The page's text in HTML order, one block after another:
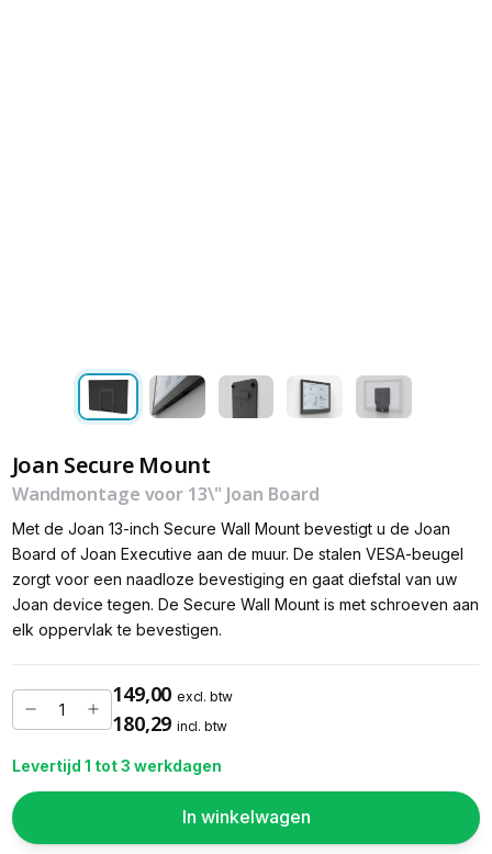
Joan Secure Mount
Wandmontage voor 13\" Joan Board
Met de Joan 13-inch Secure Wall Mount bevestigt u de Joan
Board of Joan Executive aan de muur. De stalen VESA-beugel
zorgt voor een naadloze bevestiging en gaat diefstal van uw
Joan device tegen. De Secure Wall Mount is met schroeven aan
elk oppervlak te bevestigen.
149,00 excl. btw
180,29 incl. btw
Levertijd 1 tot 3 werkdagen
In winkelwagen